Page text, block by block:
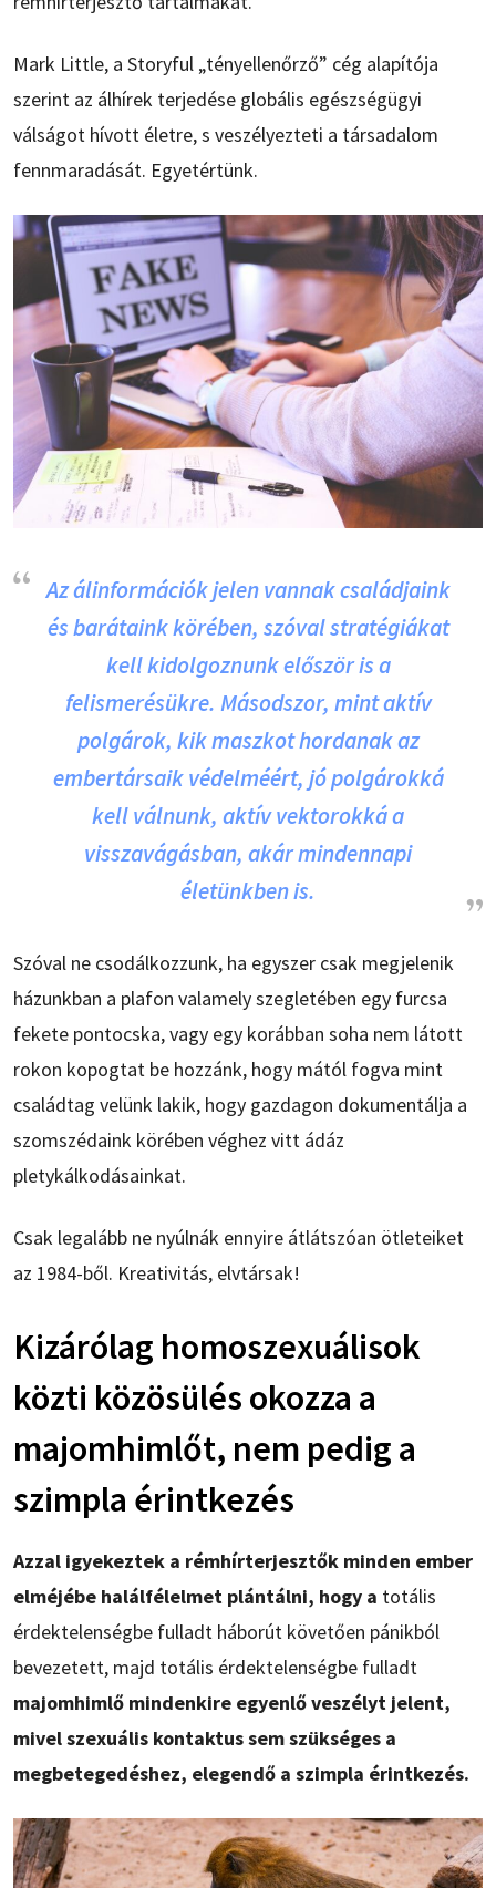
Mark Little, a Storyful „tényellenőrző” cég alapítója
szerint az álhírek terjedése globális egészségügyi
válságot hívott életre, s veszélyezteti a társadalom
fennmaradását. Egyetértünk.
Az álinformációk jelen vannak családjaink
és barátaink körében, szóval stratégiákat
kell kidolgoznunk először is a
felismerésükre. Másodszor, mint aktív
polgárok, kik maszkot hordanak az
embertársaik védelméért, jó polgárokká
kell válnunk, aktív vektorokká a
visszavágásban, akár mindennapi
életünkben is.
Szóval ne csodálkozzunk, ha egyszer csak megjelenik
házunkban a plafon valamely szegletében egy furcsa
fekete pontocska, vagy egy korábban soha nem látott
rokon kopogtat be hozzánk, hogy mától fogva mint
családtag velünk lakik, hogy gazdagon dokumentálja a
szomszédaink körében véghez vitt ádáz
pletykálkodásainkat.
Csak legalább ne nyúlnák ennyire átlátszóan ötleteiket
az 1984-ből. Kreativitás, elvtársak!
Kizárólag homoszexuálisok
közti közösülés okozza a
majomhimlőt, nem pedig a
szimpla érintkezés
Azzal igyekeztek a rémhírterjesztők minden ember
elméjébe halálfélelmet plántálni, hogy a totális
érdektelenségbe fulladt háborút követően pánikból
bevezetett, majd totális érdektelenségbe fulladt
majomhimlő mindenkire egyenlő veszélyt jelent,
mivel szexuális kontaktus sem szükséges a
megbetegedéshez, elegendő a szimpla érintkezés.